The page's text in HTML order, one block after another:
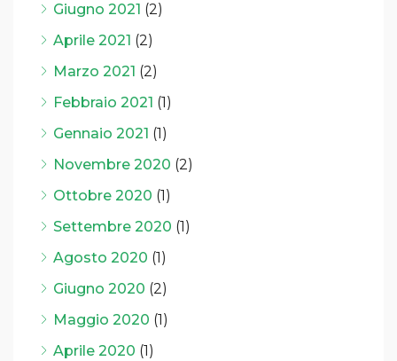
Giugno 2021 (2)
Aprile 2021 (2)
Marzo 2021 (2)
Febbraio 2021 (1)
Gennaio 2021 (1)
Novembre 2020 (2)
Ottobre 2020 (1)
Settembre 2020 (1)
Agosto 2020 (1)
Giugno 2020 (2)
Maggio 2020 (1)
Aprile 2020 (1)